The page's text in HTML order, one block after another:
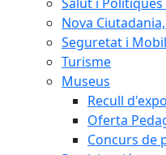
Nova
Seguretat i
Turisme
Museus
Recull
Oferta
Concurs de